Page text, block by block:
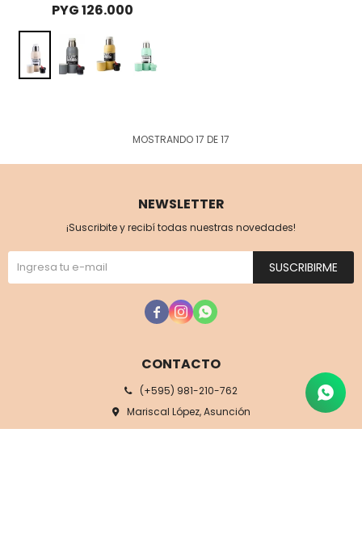
PYG126.000
MOSTRANDO17 DE17
CONTACTO
(+595) 981-210-762
Mariscal López, Asunción
ventas@matecharrua.com.py
NEWSLETTER
¡Suscribite y recibí todas nuestras novedades!
SUSCRIBIRME
  